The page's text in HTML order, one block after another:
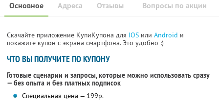
Основное Отзывы Вопросы по акции
Адреса
Скачайте приложение КупиКупона для IOS или Android и
покажите купон с экрана смартфона. Это удобно :)
ЧТО ВЫ ПОЛУЧИТЕ ПО КУПОНУ
Готовые сценарии и запросы, которые можно использовать сразу
— без опыта и без платных подписок
Специальная цена — 199р.